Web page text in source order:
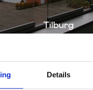
Details
Tilburg